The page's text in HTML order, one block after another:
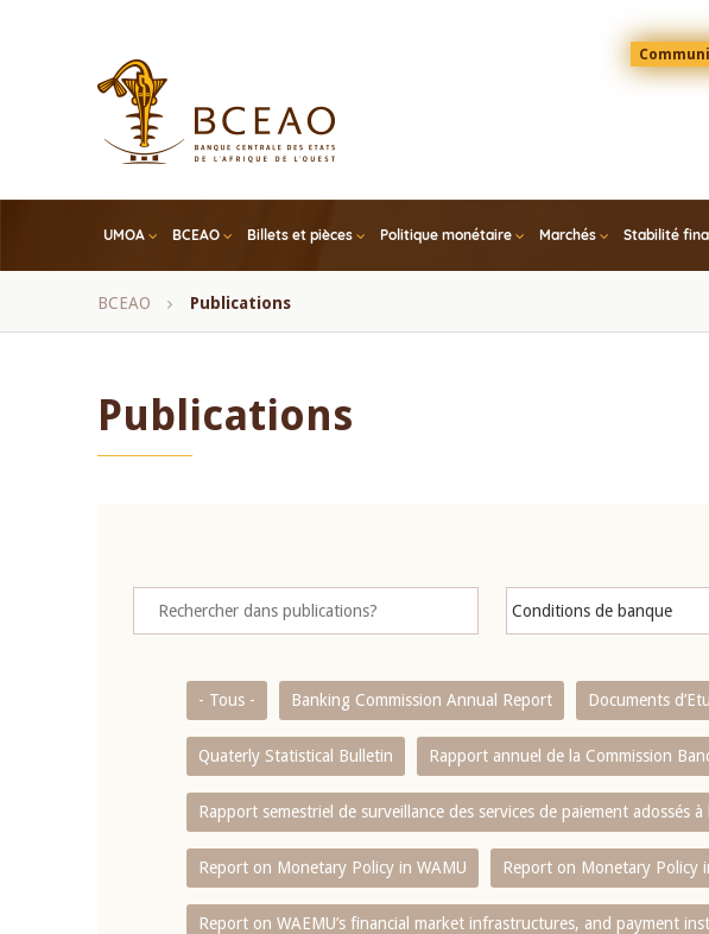
Menu
Top
UMOA BCEAO Billets et pièces Politique monétaire Marchés Stabilité
Fil
BCEAO Publications
Publications
- Tous - Banking Commission Annual Report Documents
Quaterly Statistical Bulletin Rapport annuel de la Commission
Rapport semestriel de surveillance des services de paiement adossés
Report on Monetary Policy in WAMU Report on Monetary Policy
Report on WAEMU’s financial market infrastructures, and payment